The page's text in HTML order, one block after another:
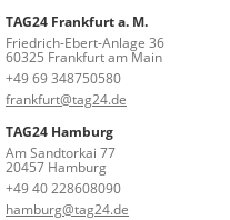
TAG24 Frankfurt a. M.
Friedrich-Ebert-Anlage 36
60325 Frankfurt am Main
+49 69 348750580
frankfurt@tag24.de
TAG24 Hamburg
Am Sandtorkai 77
20457 Hamburg
+49 40 228608090
hamburg@tag24.de